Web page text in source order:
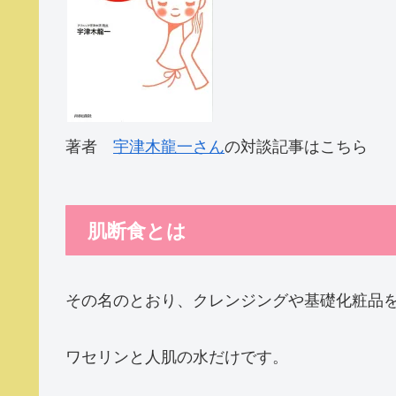
著者 宇津木龍一さんの対談記事はこちら
肌断食とは
その名のとおり、クレンジングや基礎化粧品
ワセリンと人肌の水だけです。